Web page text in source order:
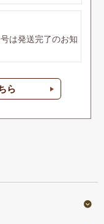
は発送完了のお知
ら